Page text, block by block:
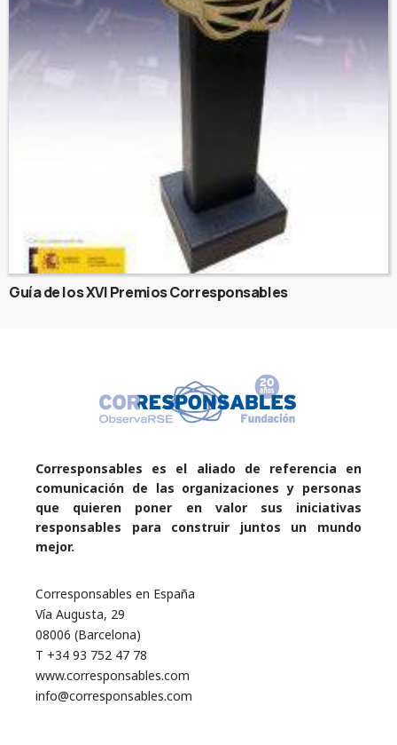
Guía de los XVI Premios Corresponsables
Corresponsables es el aliado de referencia en
comunicación de las organizaciones y personas
que quieren poner en valor sus iniciativas
responsables para construir juntos un mundo
mejor.
Corresponsables en España
Vía Augusta, 29
08006 (Barcelona)
T +34 93 752 47 78
www.corresponsables.com
info@corresponsables.com